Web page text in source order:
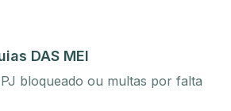
DAS MEI
bloqueado ou multas por falta